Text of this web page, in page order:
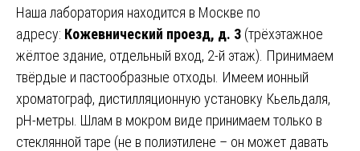
Наша лаборатория находится в Москве по
адресу: Кожевнический проезд, д. 3 (трёхэтажное
жёлтое здание, отдельный вход, 2-й этаж). Принимаем
твёрдые и пастообразные отходы. Имеем ионный
хроматограф, дистилляционную установку Кьельдаля,
рН-метры. Шлам в мокром виде принимаем только в
стеклянной таре (не в полиэтилене – он может давать